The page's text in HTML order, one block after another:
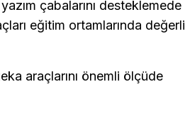
çabalarını desteklemede
eğitim ortamlarında değerli
araçlarını önemli ölçüde